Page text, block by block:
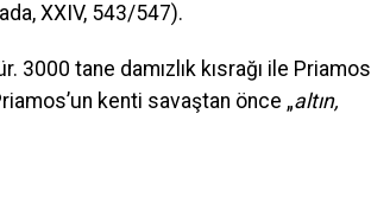
XXIV, 543/547).
3000 tane damızlık kısrağı ile Priamos
kenti savaştan önce „altın,